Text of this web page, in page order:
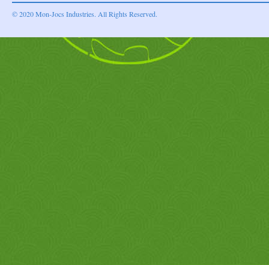
© 2020 Mon-Jocs Industries. All Rights Reserved.